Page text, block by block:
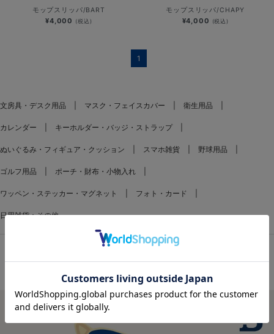
モップスリッパ/BART
¥4,000 (税込)
モップスリッパ/CHAPY
¥4,000 (税込)
1
文房具・デスク用品 マスク・フェイスカバー 衛生用品
カレンダー キーホルダー・バッジ・ストラップ
ぬいぐるみ・フィギュア・クッション スマホ雑貨 野球用品
ゴルフ用品 ポーチ・財布・小物入れ
ワッペン・ステッカー・マグネット フォト・カード
日用雑貨：その他
FEATURES